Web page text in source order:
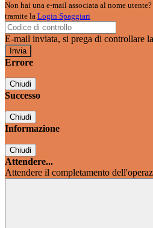
Non hai una e-mail associata al nome
tramite la Login Spaggiari
E-mail inviata, si prega di controllare
Errore
Chiudi
Successo
Chiudi
Informazione
Chiudi
Attendere...
Attendere il completamento